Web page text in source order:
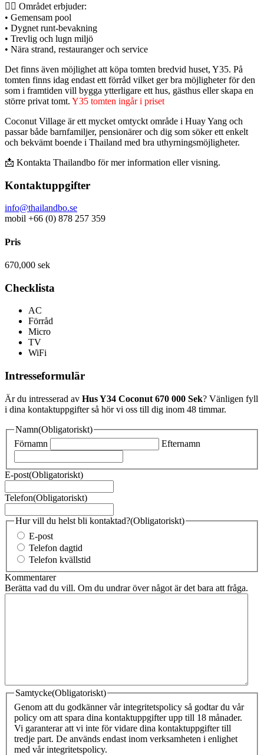
🏊‍♂️ Området erbjuder:
• Gemensam pool
• Dygnet runt-bevakning
• Trevlig och lugn miljö
• Nära strand, restauranger och service
Det finns även möjlighet att köpa tomten bredvid huset, Y35. På
tomten finns idag endast ett förråd vilket ger bra möjligheter för den
som i framtiden vill bygga ytterligare ett hus, gästhus eller skapa en
större privat tomt. Y35 tomten ingår i priset
Coconut Village är ett mycket omtyckt område i Huay Yang och
passar både barnfamiljer, pensionärer och dig som söker ett enkelt
och bekvämt boende i Thailand med bra uthyrningsmöjligheter.
📩 Kontakta Thailandbo för mer information eller visning.
Kontaktuppgifter
info@thailandbo.se
mobil +66 (0) 878 257 359
Pris
670,000 sek
Checklista
AC
Förråd
Micro
TV
WiFi
Intresseformulär
Är du intresserad av Hus Y34 Coconut 670 000 Sek? Vänligen fyll
i dina kontaktuppgifter så hör vi oss till dig inom 48 timmar.
Namn(Obligatoriskt)
Förnamn
Efternamn
E-post(Obligatoriskt)
Telefon(Obligatoriskt)
Hur vill du helst bli kontaktad?(Obligatoriskt)
E-post
Telefon dagtid
Telefon kvällstid
Kommentarer
Berätta vad du vill. Om du undrar över något är det bara att fråga.
Samtycke(Obligatoriskt)
Genom att du godkänner vår integritetspolicy så godtar du vår
policy om att spara dina kontaktuppgifter upp till 18 månader.
Vi garanterar att vi inte för vidare dina kontaktuppgifter till
tredje part. De används endast inom verksamheten i enlighet
med vår integritetspolicy.